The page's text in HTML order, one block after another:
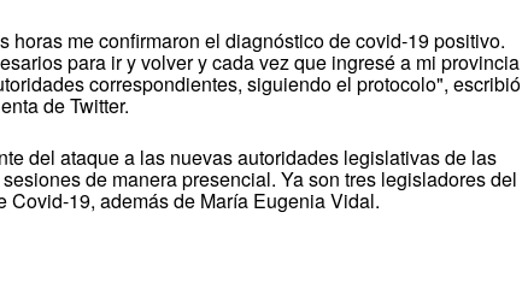
horas me confirmaron el diagnóstico de covid-19 positivo.
para ir y volver y cada vez que ingresé a mi provincia
correspondientes, siguiendo el protocolo", escribió
de Twitter.
del ataque a las nuevas autoridades legislativas de las
de manera presencial. Ya son tres legisladores del
Covid-19, además de María Eugenia Vidal.